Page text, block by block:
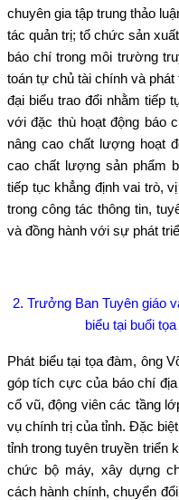
chuyên gia tập trung thảo
tác quản trị; tổ chức sản
báo chí trong môi trường
toán tự chủ tài chính và
đại biểu trao đổi nhằm tiếp
với đặc thù hoạt động báo
nâng cao chất lượng hoạt
cao chất lượng sản phẩm
tiếp tục khẳng định vai trò,
trong công tác thông tin,
và đồng hành với sự phát
2. Trưởng Ban Tuyên giáo
biểu tại buổi
Phát biểu tại tọa đàm, ông
góp tích cực của báo chí
cổ vũ, động viên các tầng
vụ chính trị của tỉnh. Đặc
tỉnh trong tuyên truyền triển
chức bộ máy, xây dựng
cách hành chính, chuyển